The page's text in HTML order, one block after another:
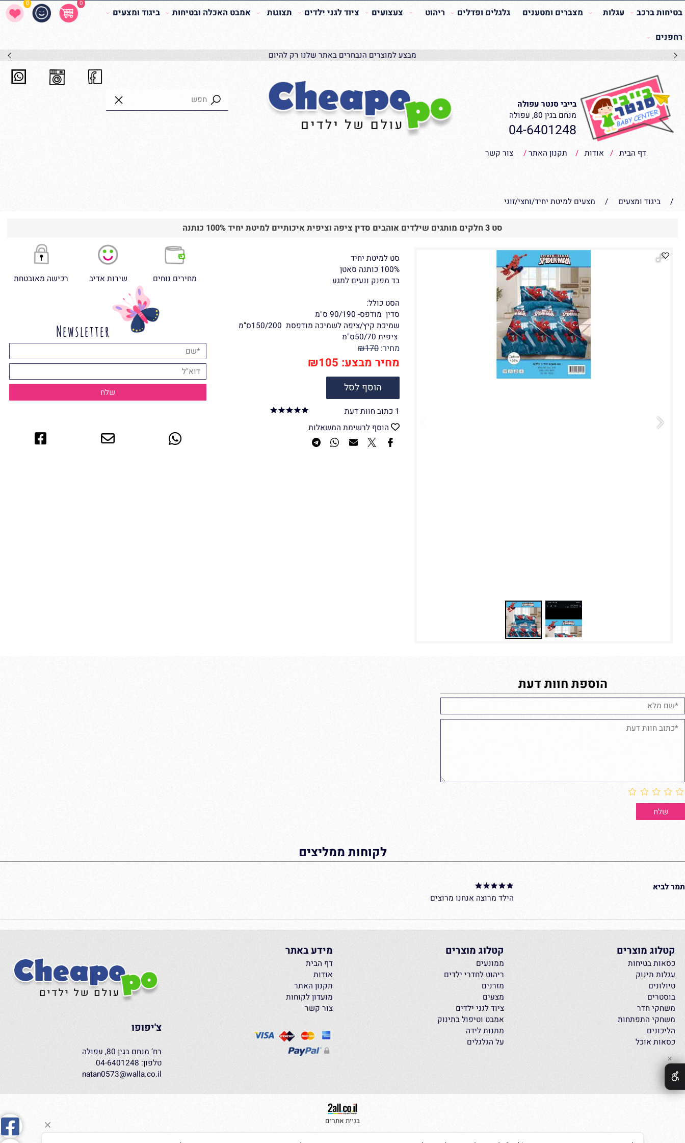
מבצע למוצרים הנבחרים באתר שלנו רק להיום
בייבי סנטר עפולה
מנחם בגין 80, עפולה
04-6401248
דף הבית / אודות / תקנון האתר / צור קשר
0 0
ברכב עגלות מצברים ומטענים גלגלים ופדלים ריהוט צעצועים ציוד לגני ילדים תצוגות אמבט האכלה ובטיחות ביגוד ומצעים
סט למיטת יחיד
100% כותנה סאטן
הסט כולל:
סדין מודפס- 90/190 ס"מ
שמיכת קיץ/ציפה לשמיכה מודפסת 150/200ס"מ
ציפית 50/70ס"מ
מחיר: ₪170
מחיר מבצע: ₪105
הוסף לסל
הוסף לרשימת המשאלות
Newsletter
הוספת חוות דעת
מוצרים
בטיחות
תינוק
התפתחות
אוכל
קטלוג מוצרים
ממונעים
ריהוט לחדרי ילדים
מזרנים
מצעים
מידע באתר
דף הבית
מועדון לקוחות
צור קשר
צ'יפופו
רח’ מנחם בגין 80, עפולה